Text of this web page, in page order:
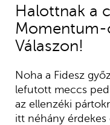
Halottnak a
Momentum-
Válaszon!
Noha a Fidesz
lefutott meccs
az ellenzéki
itt néhány érdekes